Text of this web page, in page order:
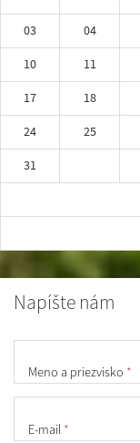
03
04
10
11
17
18
24
25
31
Napíšte nám
Meno a priezvisko *
E-mail *